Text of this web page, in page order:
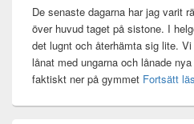
De senaste dagarna har jag varit
över huvud taget på sistone. I
det lugnt och återhämta sig lite.
lånat med ungarna och lånade
faktiskt ner på gymmet Fortsätt